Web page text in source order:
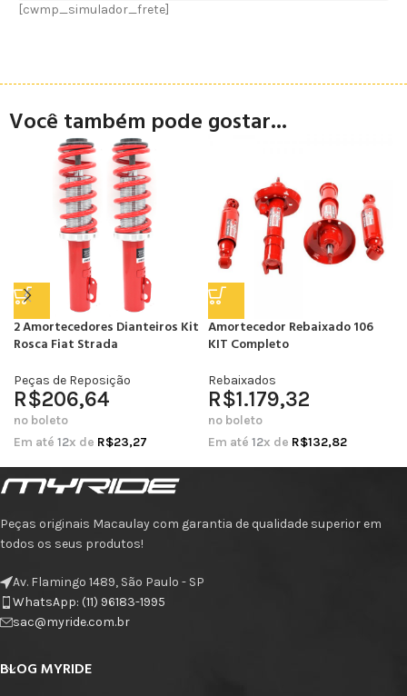
[cwmp_simulador_frete]
Você também pode gostar...
2 Amortecedores Dianteiros Kit
Rosca Fiat Strada
Peças de Reposição
R$206,64
no boleto
Em até 12x de R$23,27
Amortecedor Rebaixado 106
KIT Completo
Rebaixados
R$1.179,32
no boleto
Em até 12x de R$132,82
Peças originais Macaulay com garantia de qualidade superior em
todos os seus produtos!
Av. Flamingo 1489, São Paulo - SP
WhatsApp: (11) 96183-1995
sac@myride.com.br
BLOG MYRIDE